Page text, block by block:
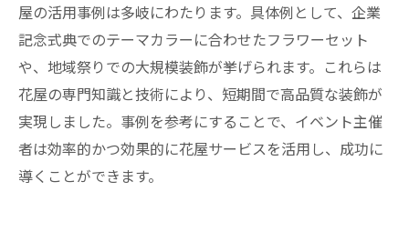
花屋のサービス比較で賢く選ぶ方法
神戸花屋の口コミ評価を活用するコツ
おしゃれで安い花屋の見つけ方ガイド
花屋の専門スタッフが伝授する選び方
理想の花屋を見つけるチェックポイント
神戸花屋でイベント成功を目指す秘訣
屋の活用事例は多岐にわたります。具体例として、企業
記念式典でのテーマカラーに合わせたフラワーセット
や、地域祭りでの大規模装飾が挙げられます。これらは
花屋の専門知識と技術により、短期間で高品質な装飾が
実現しました。事例を参考にすることで、イベント主催
者は効率的かつ効果的に花屋サービスを活用し、成功に
導くことができます。